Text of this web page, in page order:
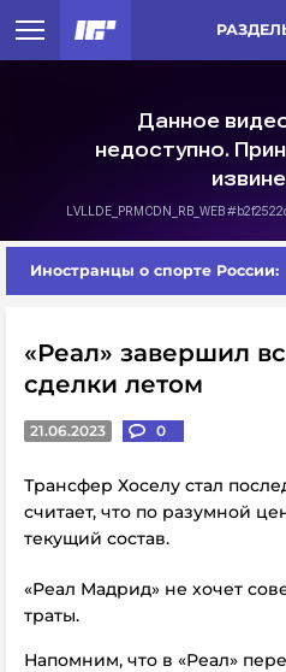
Иностранцы о спорте России:
«Реал» завершил
сделки летом
21.06.2023 0
Трансфер Хоселу стал
считает, что по разумной
текущий состав.
«Реал Мадрид» не хочет
траты.
Напомним, что в «Реал»